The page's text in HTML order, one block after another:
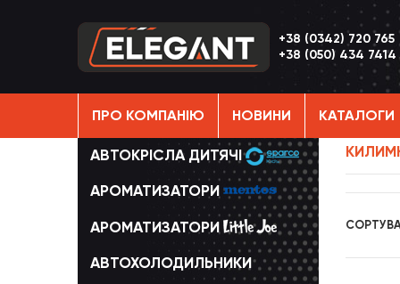
+38 (0342) 720 765
+38 (050) 434 7414
ПРО КОМПАНІЮ НОВИНИ КАТАЛОГИ
АВТОКРІСЛА ДИТЯЧІ
АРОМАТИЗАТОРИ
АРОМАТИЗАТОРИ
АВТОХОЛОДИЛЬНИКИ